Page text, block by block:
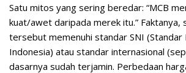
Satu mitos yang sering beredar: “MCB
kuat/awet daripada merek itu.” Faktanya,
tersebut memenuhi standar SNI (Standar
Indonesia) atau standar internasional
dasarnya sudah terjamin. Perbedaan